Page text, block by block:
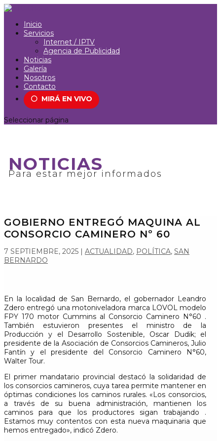
Inicio
Servicios
Internet / IPTV
Agencia de Publicidad
Noticias
Galería
Nosotros
Contacto
⚪ MIRÁ EN VIVO
Seleccionar página
NOTICIAS
Para estar mejor informados
GOBIERNO ENTREGÓ MAQUINA AL
CONSORCIO CAMINERO Nº 60
7 SEPTIEMBRE, 2025 | ACTUALIDAD, POLÍTICA, SAN
BERNARDO
En la localidad de San Bernardo, el gobernador Leandro
Zdero entregó una motoniveladora marca LOVOL modelo
FPY 170 motor Cummins al Consorcio Caminero N°60 .
También estuvieron presentes el ministro de la
Producción y el Desarrollo Sostenible, Oscar Dudik; el
presidente de la Asociación de Consorcios Camineros, Julio
Fantín y el presidente del Consorcio Caminero N°60,
Walter Tour.
El primer mandatario provincial destacó la solidaridad de
los consorcios camineros, cuya tarea permite mantener en
óptimas condiciones los caminos rurales. «Los consorcios,
a través de su buena administración, mantienen los
caminos para que los productores sigan trabajando .
Estamos muy contentos con esta nueva maquinaria que
hemos entregado», indicó Zdero.